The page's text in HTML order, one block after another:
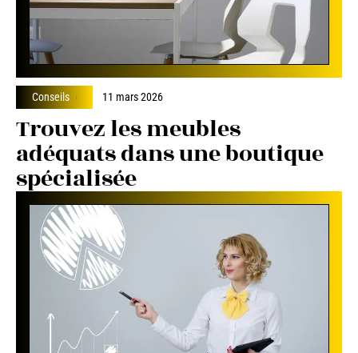
Conseils 11 mars 2026
Trouvez les meubles
adéquats dans une boutique
spécialisée